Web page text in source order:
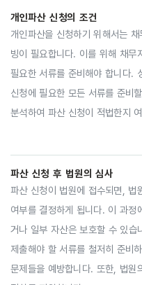
개인파산 신청의 조건
개인파산을 신청하기 위해서는
빙이 필요합니다. 이를 위해 채무
필요한 서류를 준비해야 합니다.
신청에 필요한 모든 서류를 준비
분석하여 파산 신청이 적법한지
파산 신청 후 법원의 심사
파산 신청이 법원에 접수되면, 법
여부를 결정하게 됩니다. 이 과정
거나 일부 자산은 보호할 수 있습
제출해야 할 서류를 철저히 준비
문제들을 예방합니다. 또한, 법원